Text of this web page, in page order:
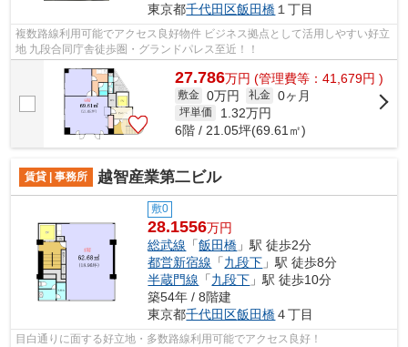
東京都千代田区飯田橋 １丁目
複数路線利用可能でアクセス良好物件 ビジネス拠点として活用しやすい好立
地 九段合同庁舎徒歩圏・グランドパレス至近！！
27.786万円 (管理費等：41,679円 )
敷金 0万円 礼金 0ヶ月
坪単価 1.32万円
6階 / 21.05坪(69.61㎡)
賃貸 | 事務所 越智産業第二ビル
敷0
28.1556万円
総武線 「飯田橋 」駅 徒歩2分
都営新宿線 「九段下 」駅 徒歩8分
半蔵門線 「九段下 」駅 徒歩10分
築54年 / 8階建
東京都千代田区飯田橋４丁目
目白通りに面する好立地・多数路線利用可能でアクセス良好！